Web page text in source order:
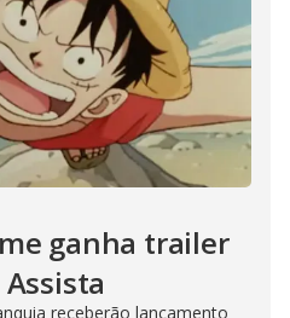
ganha trailer
receberão lançamento